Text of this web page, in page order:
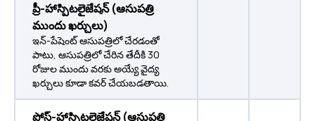
ప్రీ-హాస్పిటలైజేషన్ (ఆసుపత్రి
ముందు ఖర్చులు)
ఇన్-పేషెంట్ ఆసుపత్రిలో చేరడంతో
పాటు, ఆసుపత్రిలో చేరిన తేదీకి 30
రోజుల ముందు వరకు అయ్యే వైద్య
ఖర్చులు కూడా కవర్ చేయబడతాయి.
పోస్ట్-హాస్పిటలైజేషన్ (ఆసుపత్రి